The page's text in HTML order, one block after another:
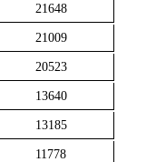
21648
21009
20523
13640
13185
11778